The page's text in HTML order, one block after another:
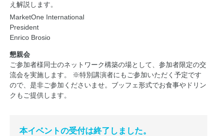
え解説します。
MarketOne International
President
Enrico Brosio
懇親会
ご参加者様同士のネットワーク構築の場として、参加者限定の交
流会を実施します。 ※特別講演者にもご参加いただく予定です
ので、是非ご参加くださいませ。ブッフェ形式でお食事やドリン
クもご提供します。
本イベントの受付は終了しました。